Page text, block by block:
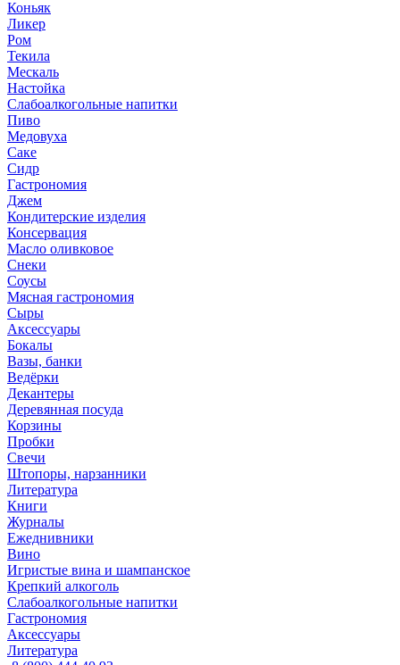
Коньяк
Ликер
Ром
Текила
Мескаль
Настойка
Слабоалкогольные напитки
Пиво
Медовуха
Саке
Сидр
Гастрономия
Джем
Кондитерские изделия
Консервация
Масло оливковое
Снеки
Соусы
Мясная гастрономия
Сыры
Аксессуары
Бокалы
Вазы, банки
Ведёрки
Декантеры
Деревянная посуда
Корзины
Пробки
Свечи
Штопоры, нарзанники
Литература
Книги
Журналы
Ежеднивники
Вино
Игристые вина и шампанское
Крепкий алкоголь
Слабоалкогольные напитки
Гастрономия
Аксессуары
Литература